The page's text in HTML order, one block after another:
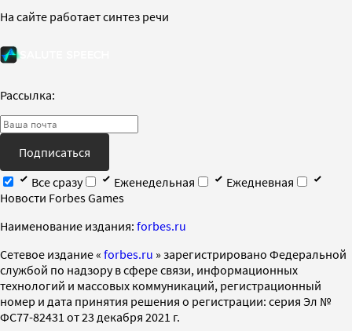
На сайте работает синтез речи
Рассылка:
Подписаться
Все сразу
Еженедельная
Ежедневная
Новости Forbes Games
Наименование издания: forbes.ru
Cетевое издание « forbes.ru » зарегистрировано Федеральной
службой по надзору в сфере связи, информационных
технологий и массовых коммуникаций, регистрационный
номер и дата принятия решения о регистрации: серия Эл №
ФС77-82431 от 23 декабря 2021 г.